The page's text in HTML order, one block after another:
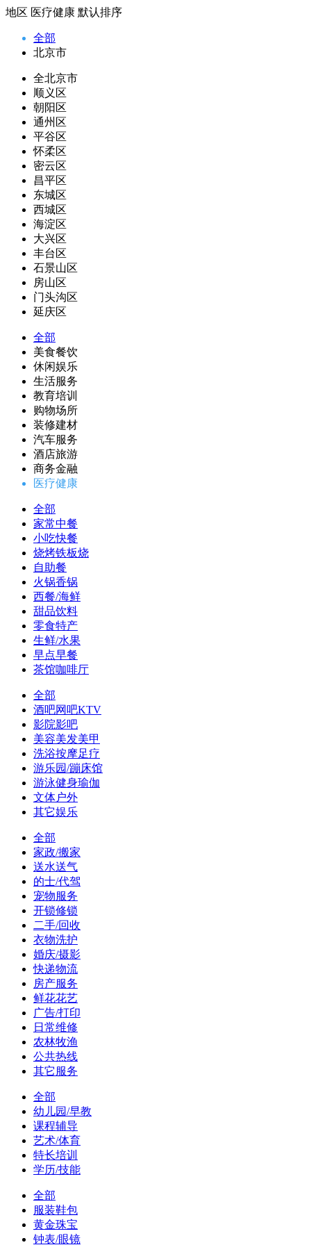
地区 医疗健康 默认排序
全部
北京市
全北京市
顺义区
朝阳区
通州区
平谷区
怀柔区
密云区
昌平区
东城区
西城区
海淀区
大兴区
丰台区
石景山区
房山区
门头沟区
延庆区
全部
美食餐饮
休闲娱乐
生活服务
教育培训
购物场所
装修建材
汽车服务
酒店旅游
商务金融
医疗健康
全部
家常中餐
小吃快餐
烧烤铁板烧
自助餐
火锅香锅
西餐/海鲜
甜品饮料
零食特产
生鲜/水果
早点早餐
茶馆咖啡厅
全部
酒吧网吧KTV
影院影吧
美容美发美甲
洗浴按摩足疗
游乐园/蹦床馆
游泳健身瑜伽
文体户外
其它娱乐
全部
家政/搬家
送水送气
的士/代驾
宠物服务
开锁修锁
二手/回收
衣物洗护
婚庆/摄影
快递物流
房产服务
鲜花花艺
广告/打印
日常维修
农林牧渔
公共热线
其它服务
全部
幼儿园/早教
课程辅导
艺术/体育
特长培训
学历/技能
全部
服装鞋包
黄金珠宝
钟表/眼镜